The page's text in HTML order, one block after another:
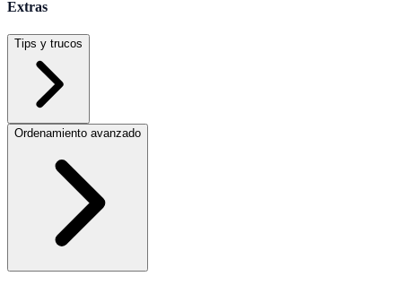
Extras
Tips y trucos
Ordenamiento avanzado